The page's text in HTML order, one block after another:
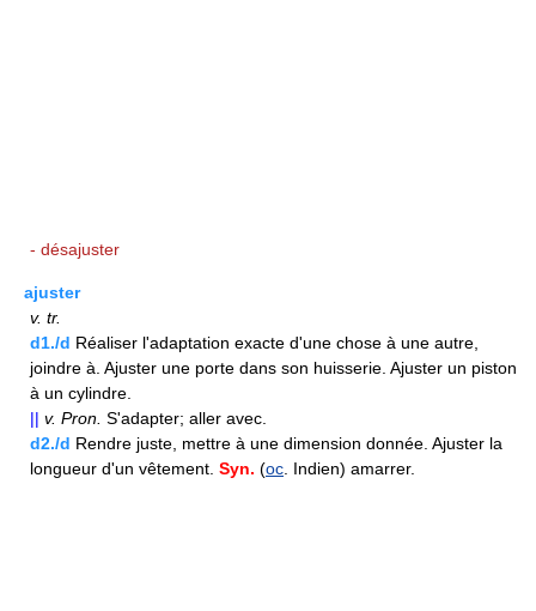
- désajuster
ajuster
v. tr.
d1./d Réaliser l'adaptation exacte d'une chose à une autre,
joindre à. Ajuster une porte dans son huisserie. Ajuster un piston
à un cylindre.
|| v. Pron. S'adapter; aller avec.
d2./d Rendre juste, mettre à une dimension donnée. Ajuster la
longueur d'un vêtement. Syn. (oc . Indien) amarrer.